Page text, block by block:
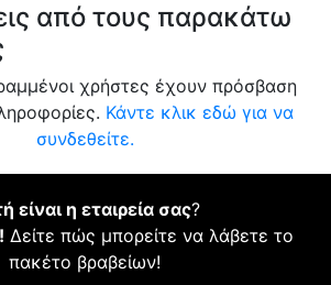
από τους παρακάτω
χρήστες έχουν πρόσβαση
Κάντε κλικ εδώ για να
συνδεθείτε.
είναι η εταιρεία σας?
Δείτε πώς μπορείτε να λάβετε το
πακέτο βραβείων!